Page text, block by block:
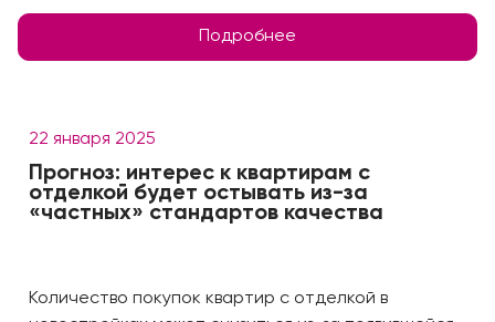
Подробнее
22 января 2025
Прогноз: интерес к квартирам с
отделкой будет остывать из-за
«частных» стандартов качества
Количество покупок квартир с отделкой в